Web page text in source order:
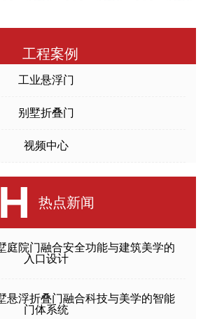
工程案例
工业悬浮门
别墅折叠门
视频中心
H 热点新闻
庭院门融合安全功能与建筑美学的
入口设计
悬浮折叠门融合科技与美学的智能
门体系统